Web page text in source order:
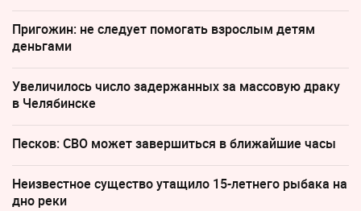
Пригожин: не следует помогать взрослым детям
деньгами
Увеличилось число задержанных за массовую драку
в Челябинске
Песков: СВО может завершиться в ближайшие часы
Неизвестное существо утащило 15-летнего рыбака на
дно реки